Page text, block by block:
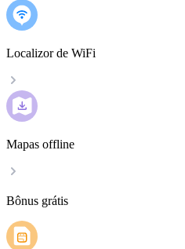
Localizor de WiFi
Mapas offline
Bônus grátis